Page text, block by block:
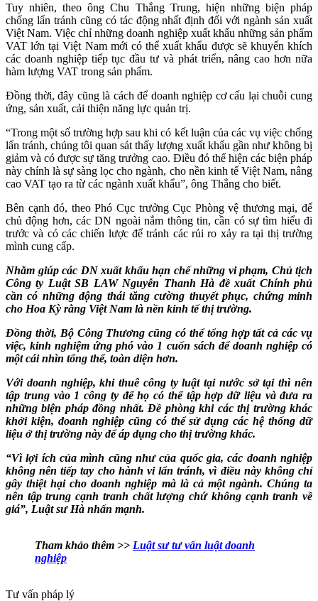
Tuy nhiên, theo ông Chu Thắng Trung, hiện những biện pháp
chống lẩn tránh cũng có tác động nhất định đối với ngành sản xuất
Việt Nam. Việc chỉ những doanh nghiệp xuất khẩu những sản phẩm
VAT lớn tại Việt Nam mới có thể xuất khẩu được sẽ khuyến khích
các doanh nghiệp tiếp tục đầu tư và phát triển, nâng cao hơn nữa
hàm lượng VAT trong sản phẩm.
Đồng thời, đây cũng là cách để doanh nghiệp cơ cấu lại chuỗi cung
ứng, sản xuất, cải thiện năng lực quản trị.
“Trong một số trường hợp sau khi có kết luận của các vụ việc chống
lẩn tránh, chúng tôi quan sát thấy lượng xuất khẩu gần như không bị
giảm và có được sự tăng trưởng cao. Điều đó thể hiện các biện pháp
này chính là sự sàng lọc cho ngành, cho nền kinh tế Việt Nam, nâng
cao VAT tạo ra từ các ngành xuất khẩu”, ông Thắng cho biết.
Bên cạnh đó, theo Phó Cục trưởng Cục Phòng vệ thương mại, để
chủ động hơn, các DN ngoài nắm thông tin, cần có sự tìm hiểu đi
trước và có các chiến lược để tránh các rủi ro xảy ra tại thị trường
mình cung cấp.
Nhằm giúp các DN xuất khẩu hạn chế những vi phạm, Chủ tịch
Công ty Luật SB LAW Nguyễn Thanh Hà đề xuất Chính phủ
cần có những động thái tăng cường thuyết phục, chứng minh
cho Hoa Kỳ rằng Việt Nam là nền kinh tế thị trường.
Đồng thời, Bộ Công Thương cũng có thể tổng hợp tất cả các vụ
việc, kinh nghiệm ứng phó vào 1 cuốn sách để doanh nghiệp có
một cái nhìn tổng thể, toàn diện hơn.
Với doanh nghiệp, khi thuê công ty luật tại nước sở tại thì nên
tập trung vào 1 công ty để họ có thể tập hợp dữ liệu và đưa ra
những biện pháp đồng nhất. Đề phòng khi các thị trường khác
khởi kiện, doanh nghiệp cũng có thể sử dụng các hệ thống dữ
liệu ở thị trường này để áp dụng cho thị trường khác.
“Vì lợi ích của mình cũng như của quốc gia, các doanh nghiệp
không nên tiếp tay cho hành vi lẩn tránh, vì điều này không chỉ
gây thiệt hại cho doanh nghiệp mà là cả một ngành. Chúng ta
nên tập trung cạnh tranh chất lượng chứ không cạnh tranh về
giá”, Luật sư Hà nhấn mạnh.
Tham khảo thêm >> Luật sư tư vấn luật doanh
nghiệp
Tư vấn pháp lý